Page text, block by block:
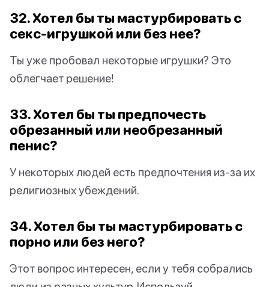
32. Хотел бы ты мастурбировать с
секс-игрушкой или без нее?
Ты уже пробовал некоторые игрушки? Это
облегчает решение!
33. Хотел бы ты предпочесть
обрезанный или необрезанный
пенис?
У некоторых людей есть предпочтения из-за их
религиозных убеждений.
34. Хотел бы ты мастурбировать с
порно или без него?
Этот вопрос интересен, если у тебя собрались